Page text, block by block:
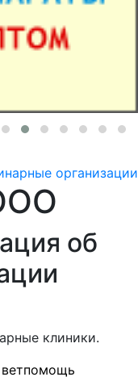
организации
об
клиники.
ветпомощь